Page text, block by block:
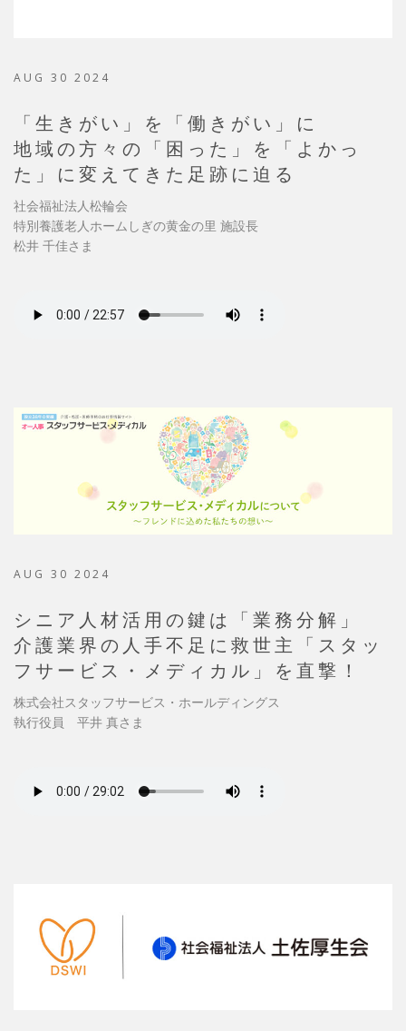
AUG 30 2024
「生きがい」を「働きがい」に
地域の方々の「困った」を「よかっ
た」に変えてきた足跡に迫る
社会福祉法人松輪会
特別養護老人ホームしぎの黄金の里 施設長
松井 千佳さま
AUG 30 2024
シニア人材活用の鍵は「業務分解」
介護業界の人手不足に救世主「スタッ
フサービス・メディカル」を直撃！
株式会社スタッフサービス・ホールディングス
執行役員 平井 真さま